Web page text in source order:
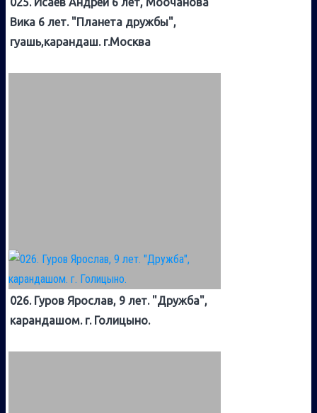
Вика 6 лет. "Планета дружбы",
гуашь,карандаш. г.Москва
026. Гуров Ярослав, 9 лет. "Дружба",
карандашом. г. Голицыно.